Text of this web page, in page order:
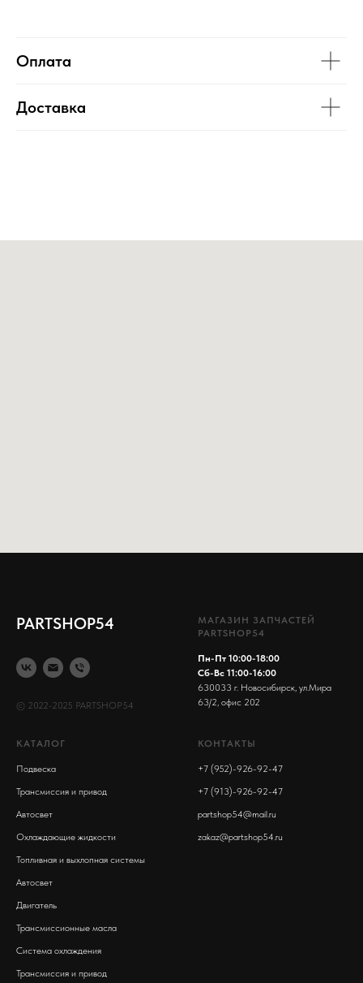
Оплата
Доставка
PARTSHOP54
© 2022-2025 PARTSHOP54
МАГАЗИН ЗАПЧАСТЕЙ
PARTSHOP54
Пн-Пт 10:00-18:00
Сб-Вс 11:00-16:00
630033 г. Новосибирск, ул.Мира
63/2, офис 202
КАТАЛОГ
Подвеска
Трансмиссия и привод
Автосвет
Охлаждающие жидкости
Топливная и выхлопная системы
Автосвет
Двигатель
Трансмиссионные масла
Система охлаждения
Трансмиссия и привод
КОНТАКТЫ
+7 (952)-926-92-47
+7 (913)-926-92-47
partshop54@mail.ru
zakaz@partshop54.ru